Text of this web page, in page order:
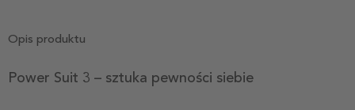
Opis produktu
Power Suit 3 – sztuka pewności siebie